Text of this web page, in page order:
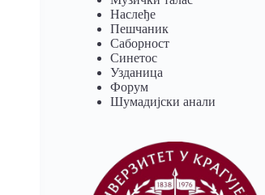
Наслеђе
Пешчаник
Саборност
Синетос
Узданица
Форум
Шумадијски анали